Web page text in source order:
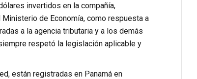
invertidos en la compañía,
Ministerio de Economía, como respuesta a
a la agencia tributaria y a los demás
respetó la legislación aplicable y
están registradas en Panamá en